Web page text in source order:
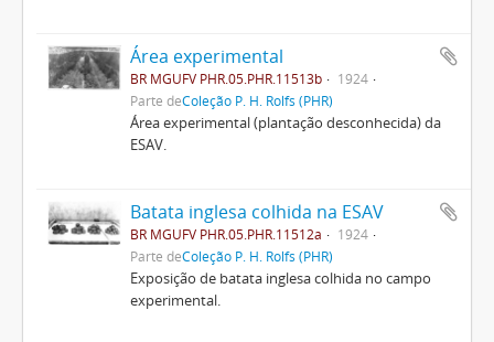
Área experimental
BR MGUFV PHR.05.PHR.11513b
1924
Parte deColeção P. H. Rolfs (PHR)
Área experimental (plantação desconhecida) da
ESAV.
Batata inglesa colhida na ESAV
BR MGUFV PHR.05.PHR.11512a
1924
Parte deColeção P. H. Rolfs (PHR)
Exposição de batata inglesa colhida no campo
experimental.